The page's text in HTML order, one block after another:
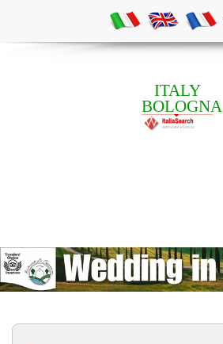
ITALY
BOLOGNA